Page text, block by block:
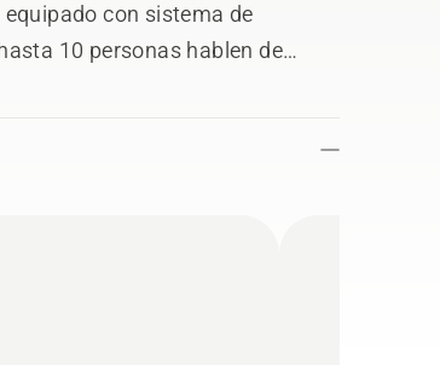
con sistema de
10 personas hablen de
mediante una llamada